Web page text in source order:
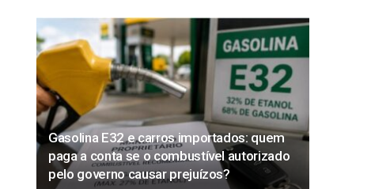
Gasolina E32 e carros importados: quem
paga a conta se o combustível autorizado
pelo governo causar prejuízos?